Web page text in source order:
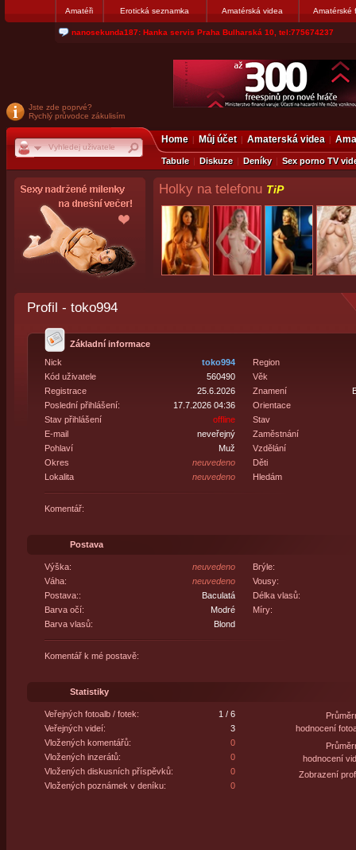
Amatéři Erotická seznamka Amatérská videa Amatérské
nanosekunda187: Hanka servis Praha Bulharská 10, tel:775674237
Jste zde poprvé?
Rychlý průvodce zákulisím
Home Můj účet Amaterská videa
Tabule Diskuze Deníky Sex porno TV
Holky na telefonu TiP
Profil - toko994
Základní informace
Nick
toko994
Kód uživatele
560490
Registrace
25.6.2026
Poslední přihlášení:
17.7.2026 04:36
Stav přihlášení
offline
E-mail
neveřejný
Pohlaví
Muž
Okres
neuvedeno
Lokalita
neuvedeno
Region
Věk
Znamení
Orientace
Stav
Zaměstnání
Vzdělání
Děti
Hledám
Komentář:
Postava
Výška:
neuvedeno
Váha:
neuvedeno
Postava::
Baculatá
Barva očí:
Modré
Barva vlasů:
Blond
Brýle:
Vousy:
Délka vlasů:
Míry:
Komentář k mé postavě:
Statistiky
Veřejných fotoalb / fotek:
1 / 6
Veřejných videí:
3
Vložených komentářů:
0
Vložených inzerátů:
0
Vložených diskusních příspěvků:
0
Vložených poznámek v deníku:
0
hodnocení
hodnocení
Zobrazení